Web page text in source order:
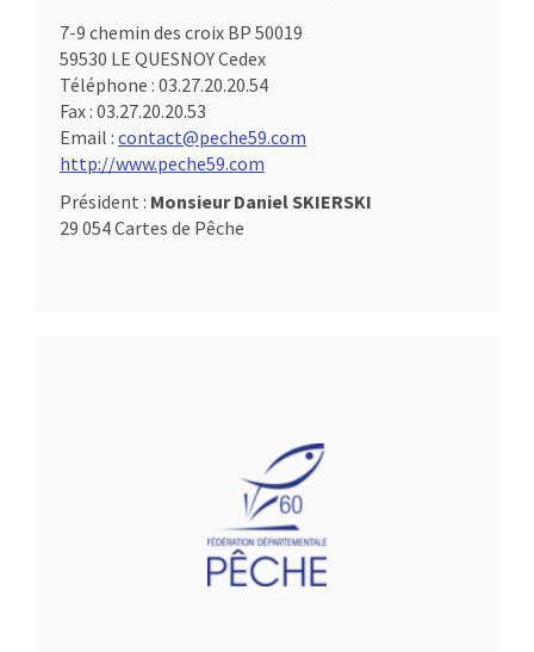
7-9 chemin des croix BP 50019
59530 LE QUESNOY Cedex
Téléphone : 03.27.20.20.54
Fax : 03.27.20.20.53
Email : contact@peche59.com
http://www.peche59.com
Président : Monsieur Daniel SKIERSKI
29 054 Cartes de Pêche